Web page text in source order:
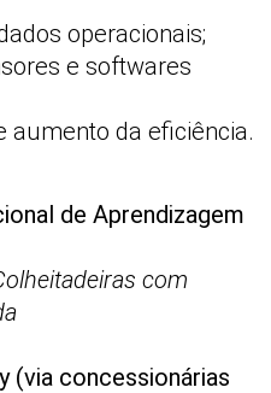
operacionais;
e softwares
aumento da eficiência.
de Aprendizagem
com
(via concessionárias